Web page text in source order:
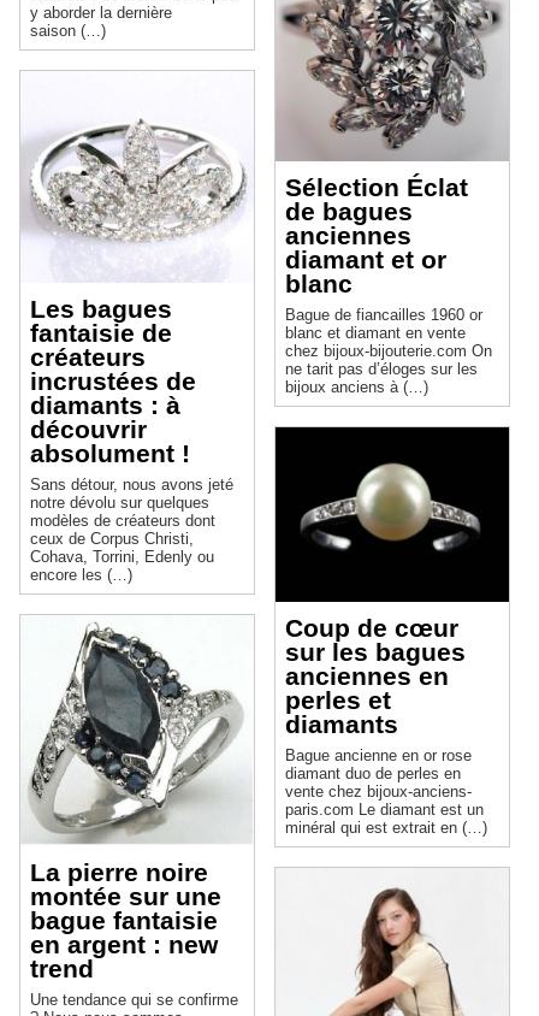
y aborder la dernière
saison (…)
Les bagues
fantaisie de
créateurs
incrustées de
diamants : à
découvrir
absolument !
Sans détour, nous avons jeté
notre dévolu sur quelques
modèles de créateurs dont
ceux de Corpus Christi,
Cohava, Torrini, Edenly ou
encore les (…)
La pierre noire
montée sur une
bague fantaisie
en argent : new
trend
Une tendance qui se confirme
Sélection Éclat
de bagues
anciennes
diamant et or
blanc
Bague de fiancailles 1960 or
blanc et diamant en vente
chez bijoux-bijouterie.com On
ne tarit pas d’éloges sur les
bijoux anciens à (…)
Coup de cœur
sur les bagues
anciennes en
perles et
diamants
Bague ancienne en or rose
diamant duo de perles en
vente chez bijoux-anciens-
paris.com Le diamant est un
minéral qui est extrait en (…)